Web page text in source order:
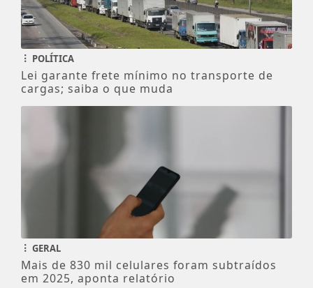
POLÍTICA
Lei garante frete mínimo no transporte de
cargas; saiba o que muda
GERAL
Mais de 830 mil celulares foram subtraídos
em 2025, aponta relatório